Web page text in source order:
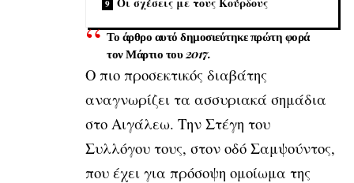
Το άρθρο αυτό δημοσιεύτηκε πρώτη φορά
τον Μάρτιο του 2017.
Ο πιο προσεκτικός διαβάτης
αναγνωρίζει τα ασσυριακά σημάδια
στο Αιγάλεω. Την Στέγη του
Συλλόγου τους, στον οδό Σαμψούντος,
που έχει για πρόσοψη ομοίωμα της